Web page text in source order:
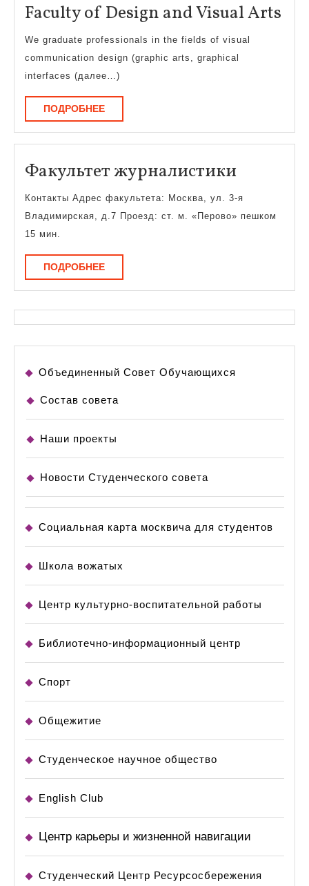
Faculty of Design and Visual Arts
We graduate professionals in the fields of visual
communication design (graphic arts, graphical
interfaces (далее…)
ПОДРОБНЕЕПОДРОБНЕЕ
Факультет журналистики
Контакты Адрес факультета: Москва, ул. 3-я
Владимирская, д.7 Проезд: ст. м. «Перово» пешком
15 мин.
ПОДРОБНЕЕПОДРОБНЕЕ
Объединенный Совет Обучающихся
Состав совета
Наши проекты
Новости Студенческого совета
Социальная карта москвича для студентов
Школа вожатых
Центр культурно-воспитательной работы
Библиотечно-информационный центр
Спорт
Общежитие
Студенческое научное общество
English Club
Центр карьеры и жизненной навигации
Студенческий Центр Ресурсосбережения